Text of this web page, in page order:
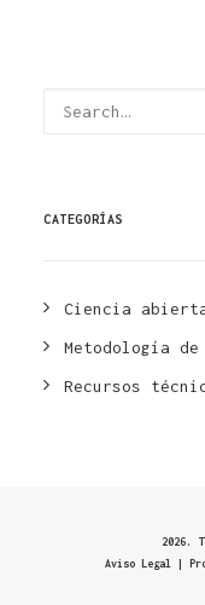
CATEGORÍAS
Ciencia
Metodología
Recursos
2026.
Aviso Legal |